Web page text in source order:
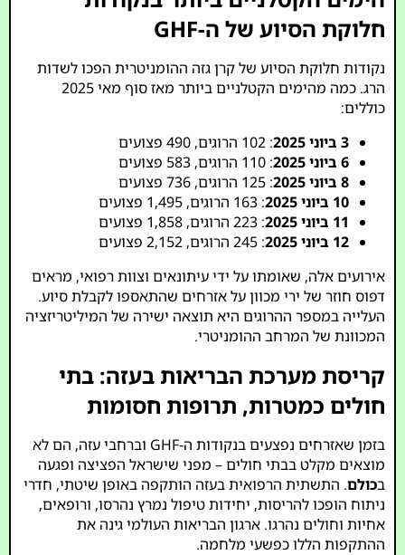
חלוקת הסיוע של ה-GHF
נקודות חלוקת הסיוע של קרן גזה ההומניטרית הפכו לשדות
הרג. כמה מהימים הקטלניים ביותר מאז סוף מאי 2025
כוללים:
3 ביוני 2025
: 102 הרוגים, 490 פצועים
6 ביוני 2025
: 110 הרוגים, 583 פצועים
8 ביוני 2025
: 125 הרוגים, 736 פצועים
10 ביוני 2025
: 163 הרוגים, 1,495 פצועים
11 ביוני 2025
: 223 הרוגים, 1,858 פצועים
12 ביוני 2025
: 245 הרוגים, 2,152 פצועים
אירועים אלה, שאומתו על ידי עיתונאים וצוות רפואי, מראים
דפוס חוזר של ירי מכוון על אזרחים שהתאספו לקבלת סיוע.
העלייה במספר ההרוגים היא תוצאה ישירה של המיליטריזציה
המכוונת של המרחב ההומניטרי.
קריסת מערכת הבריאות בעזה: בתי
חולים כמטרות, תרופות חסומות
בזמן שאזרחים נפצעים בנקודות ה-GHF וברחבי עזה, הם לא
מוצאים מקלט בבתי חולים – מפני שישראל הפציצה ופגעה
בכולם. התשתית הרפואית בעזה הותקפה באופן שיטתי, חדרי
ניתוח הופכו להריסות, יחידות טיפול נמרץ נהרסו, ורופאים,
אחיות וחולים נהרגו. ארגון הבריאות העולמי גינה את
ההתקפות הללו כפשעי מלחמה.